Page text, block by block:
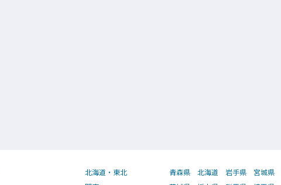
北海道・東北 青森県 北海道 岩手県 宮城県